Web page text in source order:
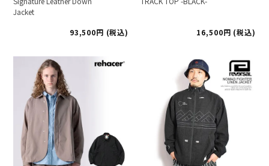
Jacket
93,500
税込 16,500 税込